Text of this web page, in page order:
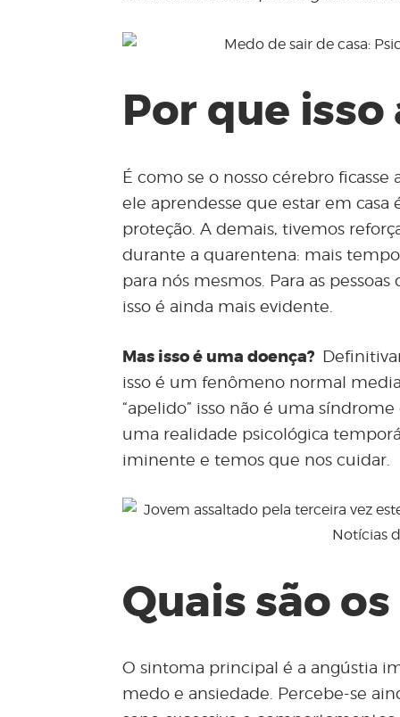
Por que isso
É como se o nosso cérebro
ele aprendesse que estar em casa
proteção. A demais, tivemos
durante a quarentena: mais
para nós mesmos. Para as
isso é ainda mais evidente.
Mas isso é uma doença?
isso é um fenômeno normal
“apelido” isso não é uma
uma realidade psicológica
iminente e temos que nos cuidar.
Quais são
O sintoma principal é a angústia
medo e ansiedade. Percebe-se